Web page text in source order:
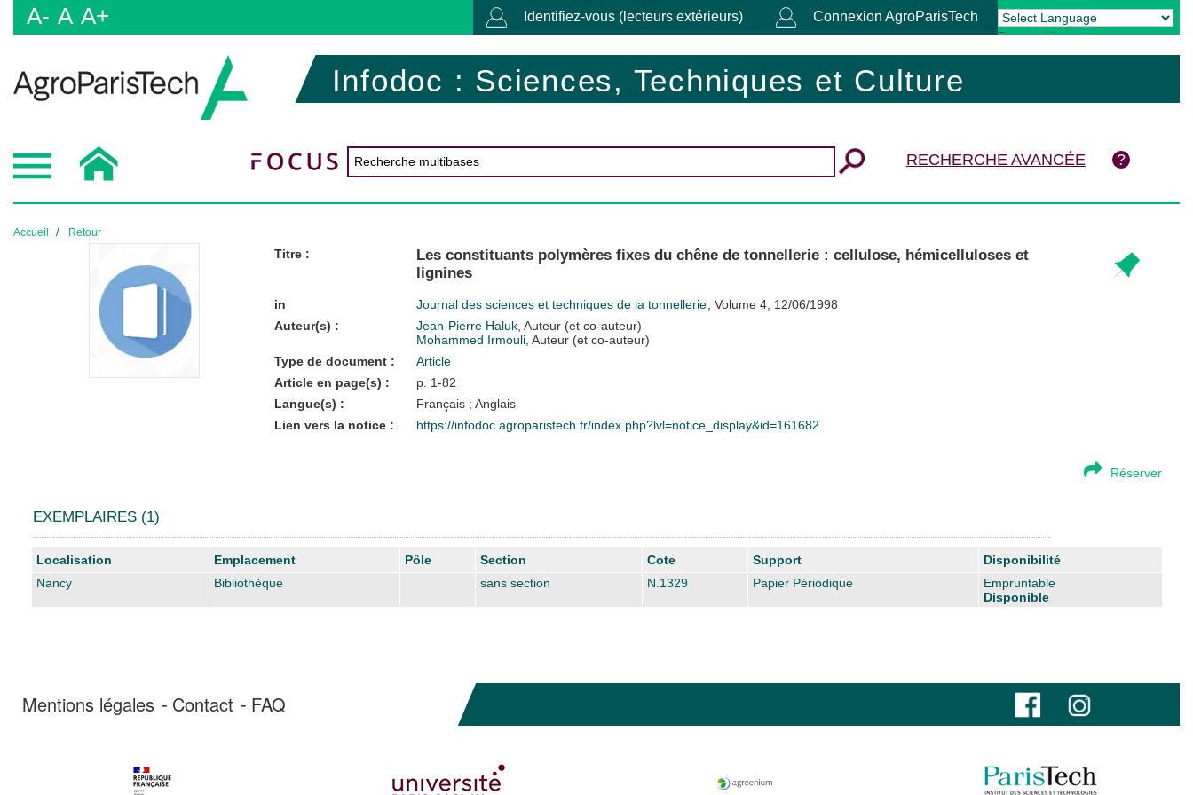
A- A A+ Identifiez-vous (lecteurs extérieurs) Connexion AgroParisTech
Powered by Translate
Infodoc : Sciences, Techniques et Culture
RECHERCHE AVANCÉE
Accueil Retour
Titre :
Les constituants polymères fixes du chêne de tonnellerie : cellulose, hémicelluloses et
lignines
in Journal des sciences et techniques de la tonnellerie , Volume 4, 12/06/1998
Auteur(s) :
Jean-Pierre Haluk, Auteur (et co-auteur)
Mohammed Irmouli, Auteur (et co-auteur)
Type de document :
Article
Article en page(s) :
p. 1-82
Langue(s) :
Français; Anglais
Lien vers la notice :
https://infodoc.agroparistech.fr/index.php?lvl=notice_display&id=161682
Réserver
EXEMPLAIRES (1)
Liste des exemplaires
Localisation Emplacement Pôle Section Cote Support
Disponibilité
Nancy
Bibliothèque sans section N.1329 Papier Périodique
Empruntable
Disponible
Mentions légales Contact FAQ